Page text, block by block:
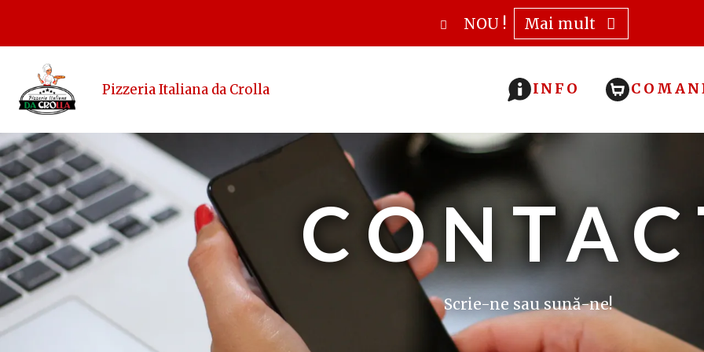
NOU ! Mai mult
Pizzeria Italiana da Crolla INFO
Scrie-ne sau sună-ne!